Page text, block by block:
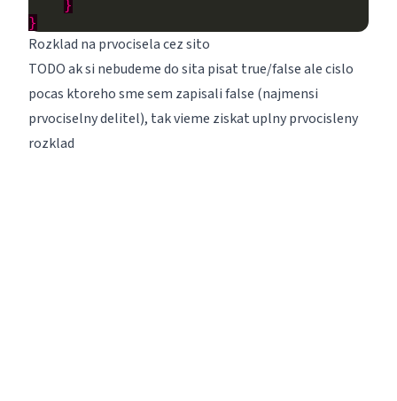
}
}
Rozklad na prvocisela cez sito
TODO ak si nebudeme do sita pisat true/false ale cislo
pocas ktoreho sme sem zapisali false (najmensi
prvociselny delitel), tak vieme ziskat uplny prvocisleny
rozklad